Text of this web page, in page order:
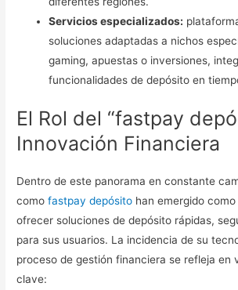
Servicios especializados:
soluciones adaptadas a nichos
gaming, apuestas o inversiones,
funcionalidades de depósito en
El Rol del “fastpay
Innovación Financiera
Dentro de este panorama en constante
comofastpay depósito han emergido
ofrecer soluciones de depósito rápidas,
para sus usuarios. La incidencia de su
proceso de gestión financiera se refleja en
clave: